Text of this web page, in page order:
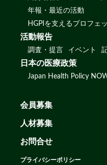
年報・最近の活動
HGPIを支えるプロフェ
活動報告
調査・提言 イベント
日本の医療政策
Japan Health Policy
会員募集
人材募集
お問合せ
プライバシーポリシー